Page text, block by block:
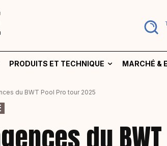
PRODUITS ET TECHNIQUE MARCHÉ &
du BWT Pool Pro tour 2025